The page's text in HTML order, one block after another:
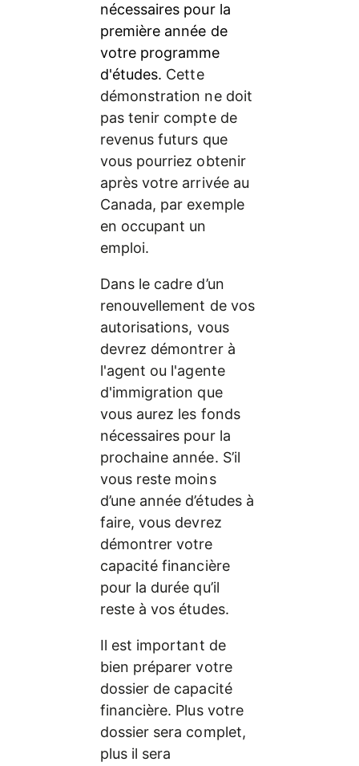
nécessaires pour la
première année de
votre programme
d'études. Cette
démonstration ne doit
pas tenir compte de
revenus futurs que
vous pourriez obtenir
après votre arrivée au
Canada, par exemple
en occupant un
emploi.
Dans le cadre d’un
renouvellement de vos
autorisations, vous
devrez démontrer à
l'agent ou l'agente
d'immigration que
vous aurez les fonds
nécessaires pour la
prochaine année. S’il
vous reste moins
d’une année d’études à
faire, vous devrez
démontrer votre
capacité financière
pour la durée qu’il
reste à vos études.
Il est important de
bien préparer votre
dossier de capacité
financière. Plus votre
dossier sera complet,
plus il sera